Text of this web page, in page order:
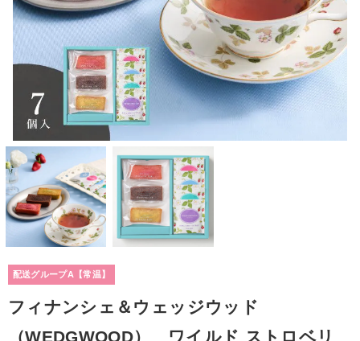
配送グループA【常温】
フィナンシェ＆ウェッジウッド
（WEDGWOOD） ワイルド ストロベリ